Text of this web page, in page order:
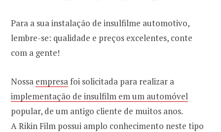
Para a sua instalação de insulfilme automotivo,
lembre-se: qualidade e preços excelentes, conte
com a gente!
Nossa empresafoi solicitada para realizar a
implementação de insulfilm em um automóvel
popular, de um antigo cliente de muitos anos.
A Rikin Film possui amplo conhecimento neste tipo